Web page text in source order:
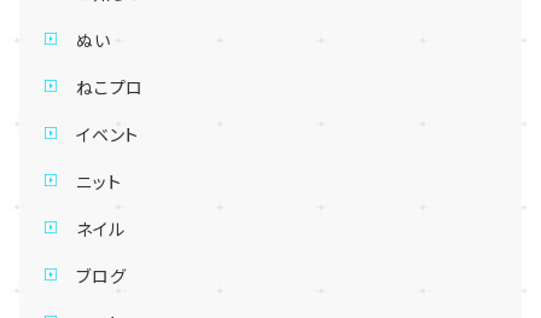
ぬい
ねこプロ
イベント
ニット
ネイル
ブログ